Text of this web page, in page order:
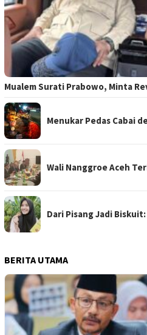
Mualem Surati Prabowo, Minta
Menukar Pedas Cabai
Wali Nanggroe Aceh
Dari Pisang Jadi
BERITA UTAMA